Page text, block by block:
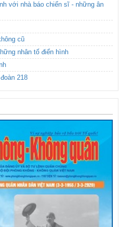
với nhà báo chiến sĩ - những ân
cũ
nhân tố điển hình
218